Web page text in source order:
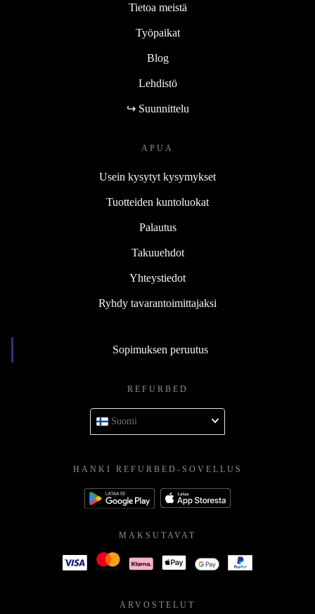
Tietoa meistä
Työpaikat
Blog
Lehdistö
↪ Suunnittelu
APUA
Usein kysytyt kysymykset
Tuotteiden kuntoluokat
Palautus
Takuuehdot
Yhteystiedot
Ryhdy tavarantoimittajaksi
Sopimuksen peruutus
REFURBED
Suomi
HANKI REFURBED-SOVELLUS
MAKSUTAVAT
ARVOSTELUT